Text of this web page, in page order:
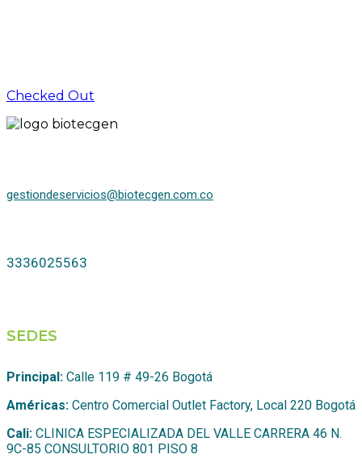
Checked Out
gestiondeservicios@biotecgen.com.co
3336025563
SEDES
Principal: Calle 119 # 49-26 Bogotá
Américas: Centro Comercial Outlet Factory, Local 220 Bogotá
Cali: CLINICA ESPECIALIZADA DEL VALLE CARRERA 46 N.
9C-85 CONSULTORIO 801 PISO 8